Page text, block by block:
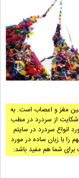
مغز و اعصاب است. به
شکایت از سردرد در مطب
انواع سردرد در سایتم
را با زبان ساده در مورد
برای شما هم مفید باشد: